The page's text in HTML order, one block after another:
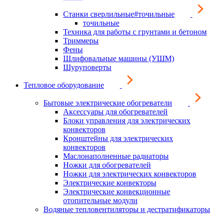
Станки сверлильные#точильные
точильные
Техника для работы с грунтами и бетоном
Триммеры
Фены
Шлифовальные машины (УШМ)
Шуруповерты
Тепловое оборудование
Бытовые электрические обогреватели
Аксессуары для обогревателей
Блоки управления для электрических
конвекторов
Кронштейны для электрических
конвекторов
Маслонаполненные радиаторы
Ножки для обогревателей
Ножки для электрических конвекторов
Электрические конвекторы
Электрические конвекционные
отопительные модули
Водяные тепловентиляторы и дестратификаторы